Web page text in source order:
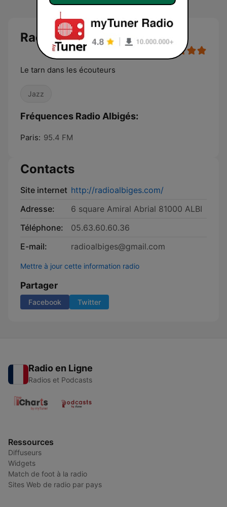
Radio Albigés
Le tarn dans les écouteurs
Jazz
Fréquences Radio Albigés:
Paris: 95.4 FM
Contacts
Site internet http://radioalbiges.com/
Adresse:
6 square Amiral Abrial 81000 ALBI
Téléphone:
05.63.60.60.36
E-mail:
radioalbiges@gmail.com
Mettre à jour cette information radio
Partager
Facebook Twitter
Radio en Ligne
Radios et Podcasts
Ressources
Diffuseurs
Widgets
Match de foot à la radio
Sites Web de radio par pays